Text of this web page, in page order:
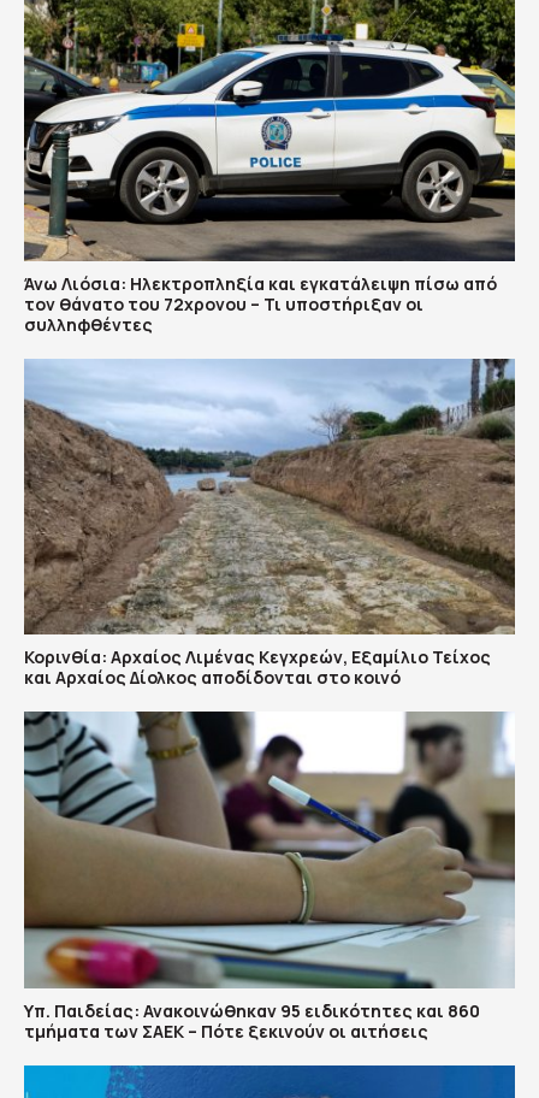
Άνω Λιόσια: Ηλεκτροπληξία και εγκατάλειψη πίσω από
τον θάνατο του 72χρονου – Τι υποστήριξαν οι
συλληφθέντες
Κορινθία: Αρχαίος Λιμένας Κεγχρεών, Εξαμίλιο Τείχος
και Aρχαίος Δίολκος αποδίδονται στο κοινό
Υπ. Παιδείας: Ανακοινώθηκαν 95 ειδικότητες και 860
τμήματα των ΣΑΕΚ – Πότε ξεκινούν οι αιτήσεις